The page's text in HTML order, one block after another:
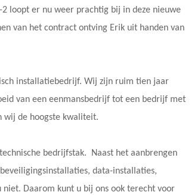
2 loopt er nu weer prachtig bij in deze nieuwe
van het contract ontving Erik uit handen van
installatiebedrijf. Wij zijn ruim tien jaar
van een eenmansbedrijf tot een bedrijf met
wij de hoogste kwaliteit.
bedrijfstak. Naast het aanbrengen
data-installaties,
Daarom kunt u bij ons ook terecht voor